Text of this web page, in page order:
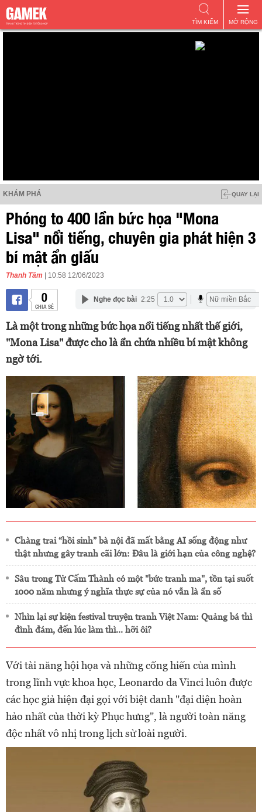
MỞ RỘNG
TÌM KIẾM
KHÁM PHÁ QUAY LẠI
Phóng to 400 lần bức họa "Mona
Lisa" nổi tiếng, chuyên gia phát hiện 3
bí mật ẩn giấu
Thanh Tâm | 10:58 12/06/2023
0
CHIA SẺ
Nghe đọc bài 2:25
Là một trong những bức họa nổi tiếng nhất thế giới,
"Mona Lisa" được cho là ẩn chứa nhiều bí mật không
ngờ tới.
Chàng trai “hồi sinh” bà nội đã mất bằng AI sống động như
thật nhưng gây tranh cãi lớn: Đâu là giới hạn của công nghệ?
Sâu trong Tử Cấm Thành có một "bức tranh ma", tồn tại suốt
1000 năm nhưng ý nghĩa thực sự của nó vẫn là ẩn số
Nhìn lại sự kiện festival truyện tranh Việt Nam: Quảng bá thì
đình đám, đến lúc làm thì... hỡi ôi?
Với tài năng hội họa và những cống hiến của mình
trong lĩnh vực khoa học, Leonardo da Vinci luôn được
các học giả hiện đại gọi với biệt danh "đại diện hoàn
hảo nhất của thời kỳ Phục hưng", là người toàn năng
độc nhất vô nhị trong lịch sử loài người.